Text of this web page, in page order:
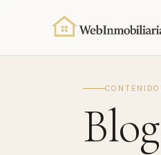
Blog